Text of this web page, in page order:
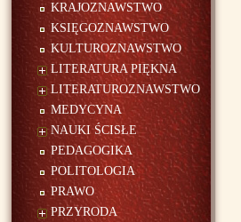
KRAJOZNAWSTWO
KSIĘGOZNAWSTWO
KULTUROZNAWSTWO
LITERATURA PIĘKNA
LITERATUROZNAWSTWO
MEDYCYNA
NAUKI ŚCISŁE
PEDAGOGIKA
POLITOLOGIA
PRAWO
PRZYRODA